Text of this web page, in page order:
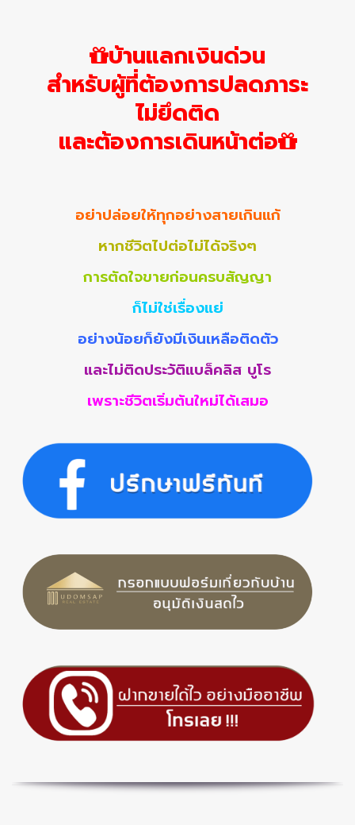
บ้านแลกเงินด่วน
สำหรับผู้ที่ต้องการปลดภาระ
ไม่ยึดติด
และต้องการเดินหน้าต่อ
อย่าปล่อยให้ทุกอย่างสายเกินแก้
หากชีวิตไปต่อไม่ได้จริงๆ
การตัดใจขายก่อนครบสัญญา
ก็ไม่ใช่เรื่องแย่
อย่างน้อยก็ยังมีเงินเหลือติดตัว
และไม่ติดประวัติแบล็คลิส บูโร
เพราะชีวิตเริ่มต้นใหม่ได้เสมอ